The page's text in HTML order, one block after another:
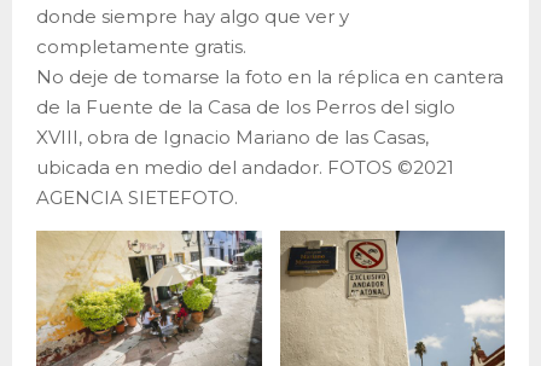
donde siempre hay algo que ver y
completamente gratis.
No deje de tomarse la foto en la réplica en cantera
de la Fuente de la Casa de los Perros del siglo
XVIII, obra de Ignacio Mariano de las Casas,
ubicada en medio del andador. FOTOS ©2021
AGENCIA SIETEFOTO.